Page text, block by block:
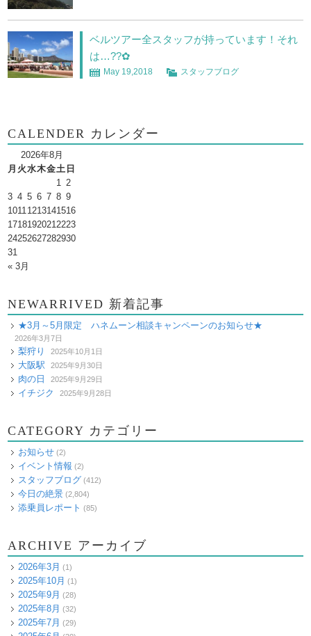
ベルツアー全スタッフが持っています！それ
は…??✿
May 19,2018 スタッフブログ
CALENDER カレンダー
2026年8月
月 火水木金土 日
1 2
3 4 5 6 7 8 9
10111213141516
17181920212223
24252627282930
31
« 3月
NEWARRIVED 新着記事
★3月～5月限定 ハネムーン相談キャンペーンのお知らせ★
2026年3月7日
梨狩り 2025年10月1日
大阪駅 2025年9月30日
肉の日 2025年9月29日
イチジク 2025年9月28日
CATEGORY カテゴリー
お知らせ (2)
イベント情報 (2)
スタッフブログ (412)
今日の絶景 (2,804)
添乗員レポート (85)
ARCHIVE アーカイブ
2026年3月 (1)
2025年10月 (1)
2025年9月 (28)
2025年8月 (32)
2025年7月 (29)